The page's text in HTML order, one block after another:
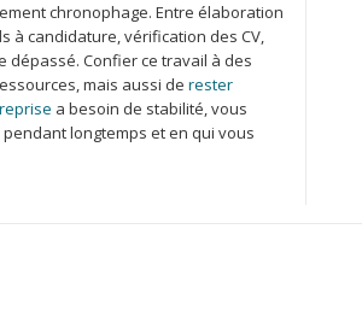
chronophage. Entre élaboration
à candidature, vérification des CV,
dépassé. Confier ce travail à des
mais aussi de rester
a besoin de stabilité, vous
longtemps et en qui vous